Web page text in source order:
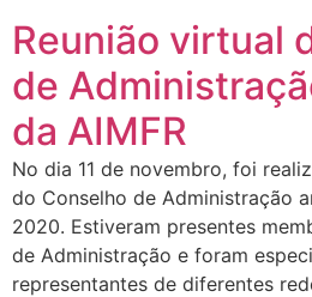
Reunião virtual
de
da AIMFR
No dia 11 de novembro, foi
do Conselho de Administração
2020. Estiveram presentes
de Administração e foram
representantes de diferentes